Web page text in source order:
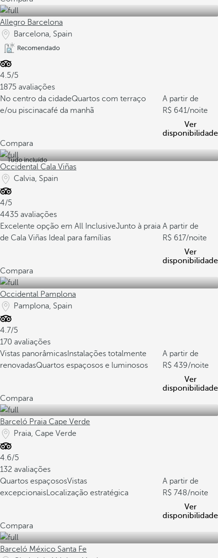
Allegro Barcelona
Barcelona, Spain
Recomendado
4.5/5
1875 avaliações
No centro da cidadeQuartos com terraço
e/ou piscinacafé da manhã
A partir de
641/noite
Ver
disponibilidade
Compara
Tudo incluído
Occidental Cala Viñas
Calvia, Spain
4/5
4435 avaliações
Excelente opção em All InclusiveJunto à praia
de Cala Viñas Ideal para famílias
A partir de
617/noite
Ver
disponibilidade
Compara
Occidental Pamplona
Pamplona, Spain
4.7/5
170 avaliações
Vistas panorâmicas Instalações totalmente
renovadasQuartos espaçosos e luminosos
A partir de
439/noite
Ver
disponibilidade
Compara
Barceló Praia Cape Verde
Praia, Cape Verde
4.6/5
132 avaliações
Quartos espaçososVistas
excepcionaisLocalização estratégica
A partir de
748/noite
Ver
disponibilidade
Compara
Barceló México Santa Fe